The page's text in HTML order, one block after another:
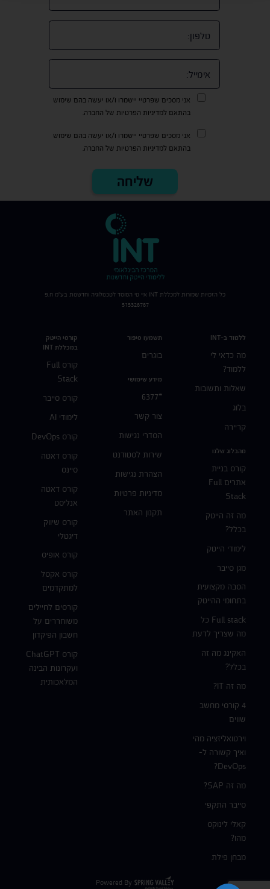
אני מסכים שפרטיי יישמרו ו/או יעשה בהם שימוש
בהתאם למדיניות הפרטיות של החברה.
אני מסכים שפרטיי יישמרו ו/או יעשה בהם שימוש
בהתאם למדיניות הפרטיות של החברה.
ללמוד ב-INT
מה כדאי לי
ללמוד?
שאלות ותשובות
בלוג
קריירה
מהבלוג שלנו
קורס בניית
אתרים Full
Stack
מה זה הייטק
בכלל?
לימודי הייטק
מגן סייבר
הסבה מקצועית
בתחומי ההייטק
Full stack כל
מה שצריך לדעת
האקינג מה זה
בכלל?
מה זה IT?
4 קורסי מחשב
שווים
וירטואליזציה מהי
ואיך קשורה ל-
DevOps?
מה זה SAP?
סייבר התקפי
קאלי לינוקס
מהו?
מבחן פילת
תשמעו סיפור
בוגרים
מידע שימושי
*6377
צור קשר
הסדרי נגישות
שירות לסטודנט
הצהרת נגישות
מדיניות פרטיות
תקנון האתר
קורסי הייטק
במכללת INT
קורס Full
Stack
קורס סייבר
לימודי AI
קורס DevOps
קורס דאטה
סיינס
קורס דאטה
אנליסט
קורס שיווק
דיגטלי
קורס אופיס
קורס אקסל
למתקדמים
קורסים לחיילים
משוחררים על
חשבון הפיקדון
קורס ChatGPT
ועקרונות הבינה
המלאכותית
כל הזכויות שמורות למכללת INT איי טי המוסד לטכנולוגיה וחדשנות בע"מ ח.פ
515326767
Powered By